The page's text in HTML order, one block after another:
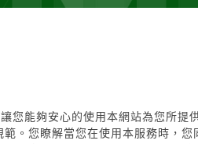
您能夠安心的使用本網站為您所提
範。您瞭解當您在使用本服務時，